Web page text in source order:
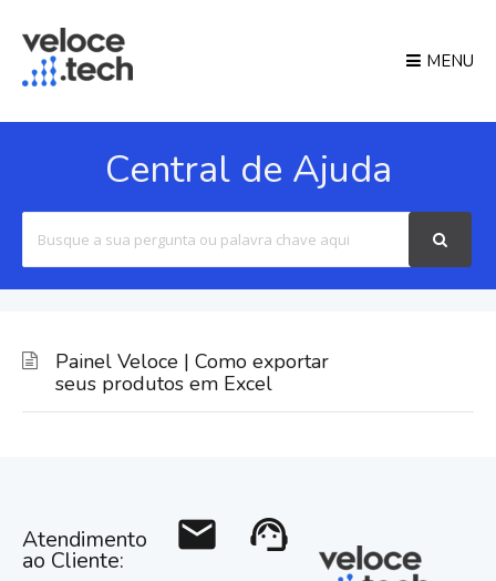
MENU
Central de Ajuda
For
Painel Veloce | Como exportar
seus produtos em Excel
Atendimento
ao Cliente:
mail support_agent